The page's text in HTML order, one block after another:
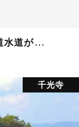
だ中世からの箱庭的都市
千光寺